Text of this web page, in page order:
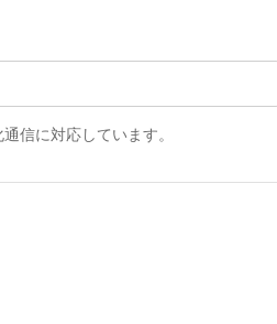
信に対応しています。